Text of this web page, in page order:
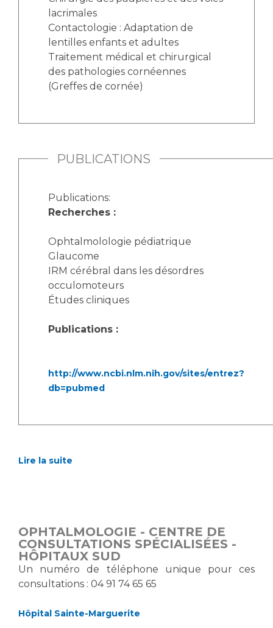
lacrimales
Contactologie : Adaptation de
lentilles enfants et adultes
Traitement médical et chirurgical
des pathologies cornéennes
(Greffes de cornée)
PUBLICATIONS
Publications:
Recherches :
Ophtalmolologie pédiatrique
Glaucome
IRM cérébral dans les désordres
occulomoteurs
Études cliniques
Publications :
http://www.ncbi.nlm.nih.gov/sites/entrez?
db=pubmed
Lire la suite
OPHTALMOLOGIE - CENTRE DE
CONSULTATIONS SPÉCIALISÉES -
HÔPITAUX SUD
Un numéro de téléphone unique pour ces
consultations : 04 91 74 65 65
Hôpital Sainte-Marguerite